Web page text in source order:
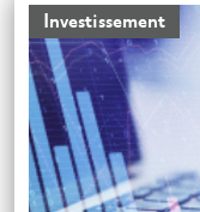
Investissement